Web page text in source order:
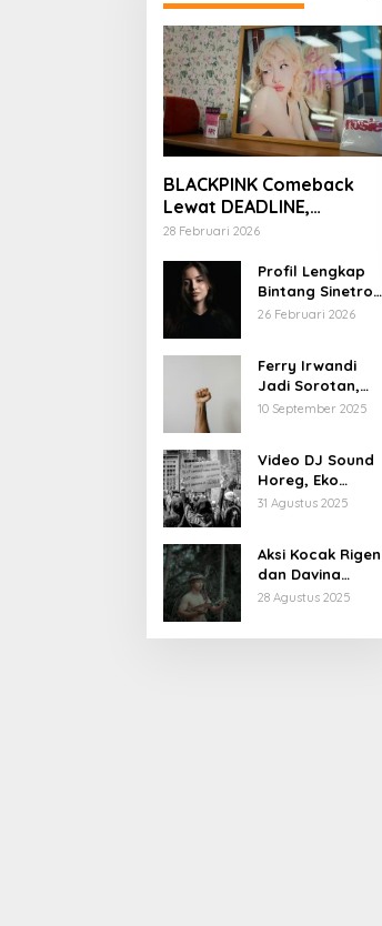
BLACKPINK Comeback
Lewat DEADLINE,
YouTube Tembus 100
28 Februari 2026
Profil Lengkap
Bintang Sinetron
Mencintai Ipar
26 Februari 2026
Ferry Irwandi
Jadi Sorotan,
Begini Latar
10 September 2025
Video DJ Sound
Horeg, Eko
Patrio Buka
31 Agustus 2025
Aksi Kocak Rigen
dan Davina
Karamoy di Film
28 Agustus 2025